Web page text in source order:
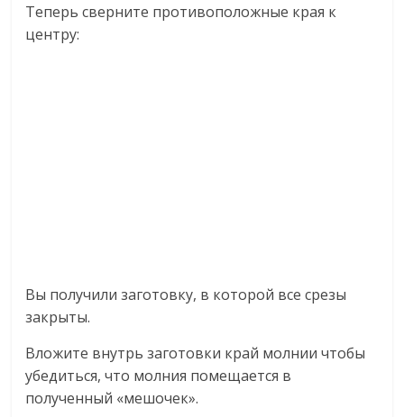
Теперь сверните противоположные края к
центру:
Вы получили заготовку, в которой все срезы
закрыты.
Вложите внутрь заготовки край молнии чтобы
убедиться, что молния помещается в
полученный «мешочек».